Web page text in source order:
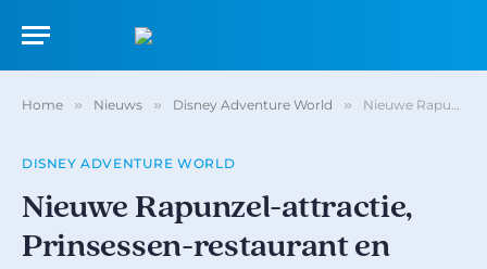
Home » Nieuws » Disney Adventure World » Nieuwe Rapunzel-attractie, Prinsessen-restaurant en Droneshow: Dit is Adventure Way
DISNEY ADVENTURE WORLD
Nieuwe Rapunzel-attractie,
Prinsessen-restaurant en